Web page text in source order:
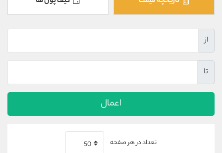
از
تا
اعمال
تعداد در هر صفحه
@alirezamehrabi_official